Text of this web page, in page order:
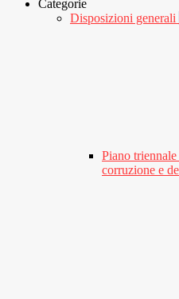
Categorie
Disposizioni generali
Piano
corruzione e